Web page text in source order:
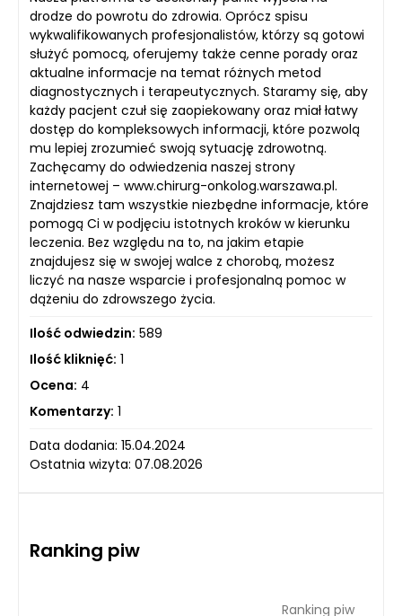
drodze do powrotu do zdrowia. Oprócz spisu
wykwalifikowanych profesjonalistów, którzy są gotowi
służyć pomocą, oferujemy także cenne porady oraz
aktualne informacje na temat różnych metod
diagnostycznych i terapeutycznych. Staramy się, aby
każdy pacjent czuł się zaopiekowany oraz miał łatwy
dostęp do kompleksowych informacji, które pozwolą
mu lepiej zrozumieć swoją sytuację zdrowotną.
Zachęcamy do odwiedzenia naszej strony
internetowej – www.chirurg-onkolog.warszawa.pl.
Znajdziesz tam wszystkie niezbędne informacje, które
pomogą Ci w podjęciu istotnych kroków w kierunku
leczenia. Bez względu na to, na jakim etapie
znajdujesz się w swojej walce z chorobą, możesz
liczyć na nasze wsparcie i profesjonalną pomoc w
dążeniu do zdrowszego życia.
Ilość odwiedzin: 589
Ilość kliknięć: 1
Ocena: 4
Komentarzy: 1
Data dodania: 15.04.2024
Ostatnia wizyta: 07.08.2026
Ranking piw
Ranking piw